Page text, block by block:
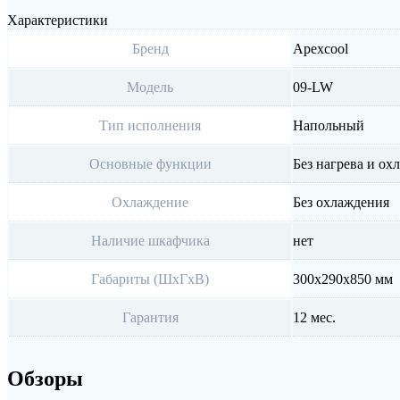
Характеристики
Бренд
Apexcool
Модель 09-LW
Тип исполнения Напольный
Основные функции Без нагрева и
Охлаждение Без охлаждения
Наличие шкафчика нет
Габариты (ШхГхВ) 300х290х850 мм
Гарантия 12 мес.
Обзоры